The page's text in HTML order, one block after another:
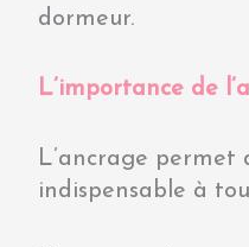
dormeur.
L’importance de
L’ancrage permet
indispensable à